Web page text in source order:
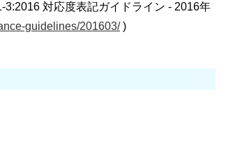
対応度表記ガイドライン - 2016年
guidelines/201603/)